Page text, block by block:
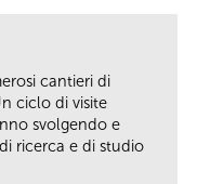
cantieri di
ciclo di visite
svolgendo e
ricerca e di studio